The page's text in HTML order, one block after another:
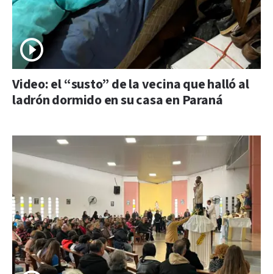
Video: el “susto” de la vecina que halló al
ladrón dormido en su casa en Paraná